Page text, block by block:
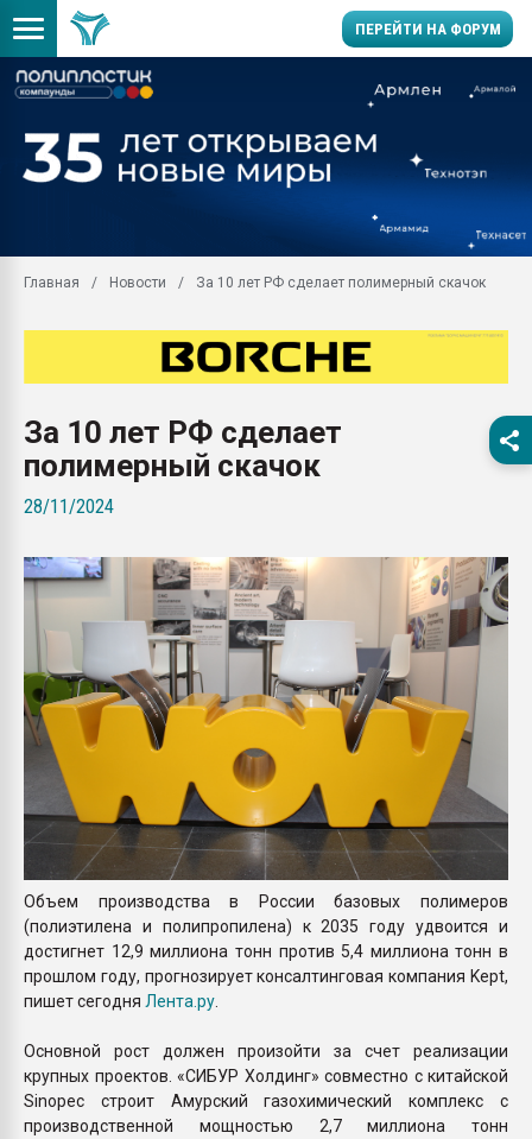
ПЕРЕЙТИ НА ФОРУМ
производство SPC
заводу пластмасс"
Помощь в подборе
Вакуум-формовочные
ближайшее
Подмосковье, Москва
первый план в
бутылок
ПЕРЕЙТИ НА
Главная Новости За 10 лет РФ сделает полимерный скачок
За 10 лет РФ сделает
полимерный скачок
28/11/2024
Объем производства в России базовых полимеров
(полиэтилена и полипропилена) к 2035 году удвоится и
достигнет 12,9 миллиона тонн против 5,4 миллиона тонн в
прошлом году, прогнозирует консалтинговая компания Kept,
пишет сегодня Лента.ру
Основной рост должен произойти за счет реализации
крупных проектов. «СИБУР Холдинг» совместно с китайской
Sinopec строит Амурский газохимический комплекс с
производственной мощностью 2,7 миллиона тонн